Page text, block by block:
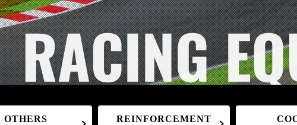
OTHERS REINFORCEMENT